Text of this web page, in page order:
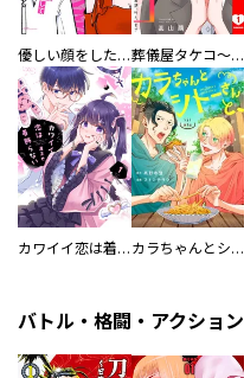
優しい顔をした親友は、夫と不倫して私の家に入り込んできた。 葬儀屋タケコ～あなたの最期、叶えます【電子単行本版】
カワイイ恋は着飾らない カラちゃんとシトーさんと、 【分冊版】
バトル・格闘・アクション